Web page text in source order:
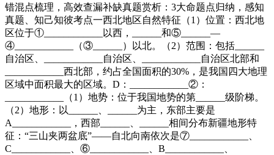
错混点梳理，高效查漏补缺真题赏析：3大命题点归纳，感知
真题、知己知彼考点一西北地区自然特征（1）位置：西北地
区位于①____________以西，______和⑤______—
④____________（③______）以北。（2）范围：包括______
自治区、____________自治区、____________自治区北部和
____________西北部，约占全国面积的30%，是我国四大地理
区域中面积最大的区域。D：____________②：
____________（1）地势：位于我国地势的第______级阶梯。
（2）地形：以______、______为主，东部主要是
A____________，西部______、______相间分布新疆地形特
征：“三山夹两盆底”——自北向南依次是⑦____________、
C____________、⑥____________、B____________、